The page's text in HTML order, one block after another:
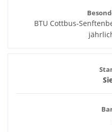
BTU Cottbus-